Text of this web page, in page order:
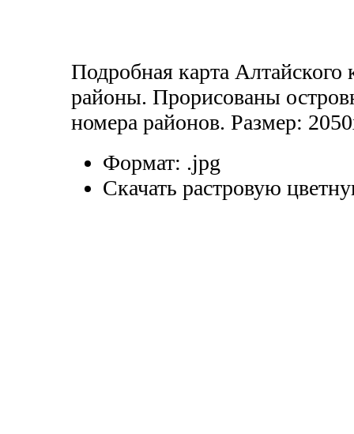
Подробная карта Алтайского
районы. Прорисованы
номера районов. Размер:
Формат: .jpg
Скачать растровую